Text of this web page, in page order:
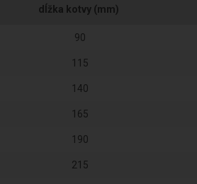
dĺžka kotvy (mm)
90
115
140
165
190
215